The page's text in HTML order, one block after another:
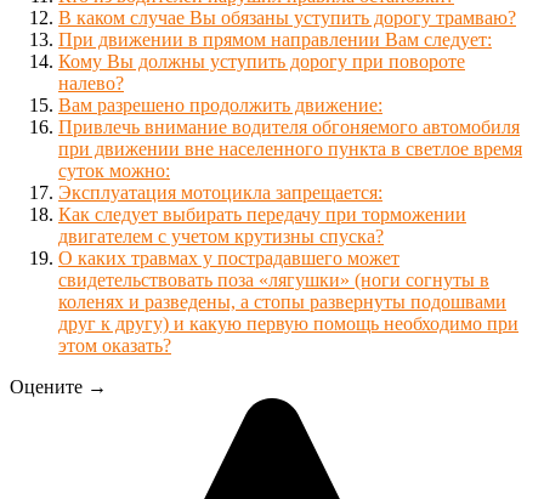
В каком случае Вы обязаны уступить дорогу трамваю?
При движении в прямом направлении Вам следует:
Кому Вы должны уступить дорогу при повороте
налево?
Вам разрешено продолжить движение:
Привлечь внимание водителя обгоняемого автомобиля
при движении вне населенного пункта в светлое время
суток можно:
Эксплуатация мотоцикла запрещается:
Как следует выбирать передачу при торможении
двигателем с учетом крутизны спуска?
О каких травмах у пострадавшего может
свидетельствовать поза «лягушки» (ноги согнуты в
коленях и разведены, а стопы развернуты подошвами
друг к другу) и какую первую помощь необходимо при
этом оказать?
Оцените →